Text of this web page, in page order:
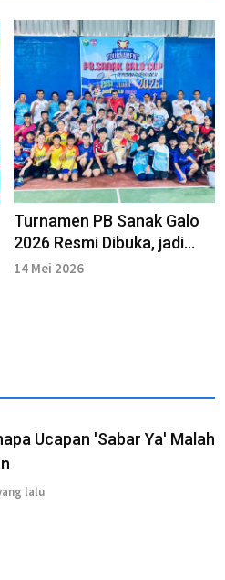
Turnamen PB Sanak Galo
2026 Resmi Dibuka, jadi
Ajang Pembinaan Atlet
14 Mei 2026
Ucapan 'Sabar Ya' Malah
lalu